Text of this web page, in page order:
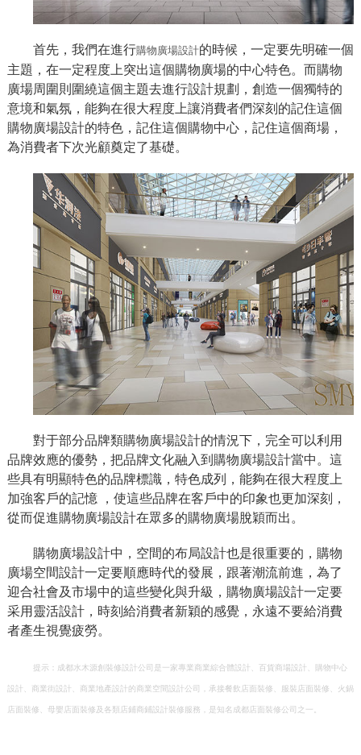
首先，我們在進行購物廣場設計的時候，一定要先明確一個
主題，在一定程度上突出這個購物廣場的中心特色。而購物
廣場周圍則圍繞這個主題去進行設計規劃，創造一個獨特的
意境和氣氛，能夠在很大程度上讓消費者們深刻的記住這個
購物廣場設計的特色，記住這個購物中心，記住這個商場，
為消費者下次光顧奠定了基礎。
對于部分品牌類購物廣場設計的情況下，完全可以利用
品牌效應的優勢，把品牌文化融入到購物廣場設計當中。這
些具有明顯特色的品牌標識，特色成列，能夠在很大程度上
加強客戶的記憶 ，使這些品牌在客戶中的印象也更加深刻，
從而促進購物廣場設計在眾多的購物廣場脫穎而出。
購物廣場設計中，空間的布局設計也是很重要的，購物
廣場空間設計一定要順應時代的發展，跟著潮流前進，為了
迎合社會及市場中的這些變化與升級，購物廣場設計一定要
采用靈活設計，時刻給消費者新穎的感覺，永遠不要給消費
者產生視覺疲勞。
提示：成都水木源創裝修設計公司是一家專業商業綜合體設計、百貨商場設計、購物中心
設計、商業街設計、商業地產設計的商業空間設計公司，承接餐飲店面裝修、服裝店面裝修、火鍋
店面裝修、母嬰店面裝修及各類店鋪商鋪設計裝修服務，是知名成都店面裝修公司之一。